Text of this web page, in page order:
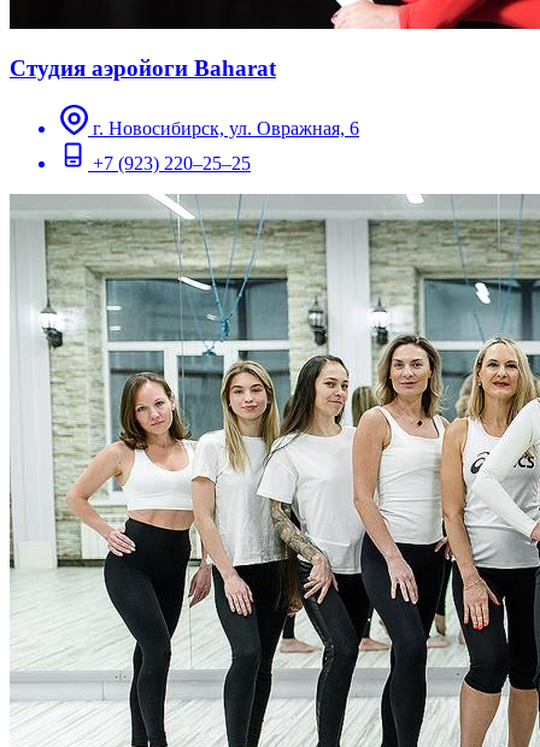
Студия аэройоги Baharat
г. Новосибирск, ул. Овражная, 6
+7 (923) 220–25–25